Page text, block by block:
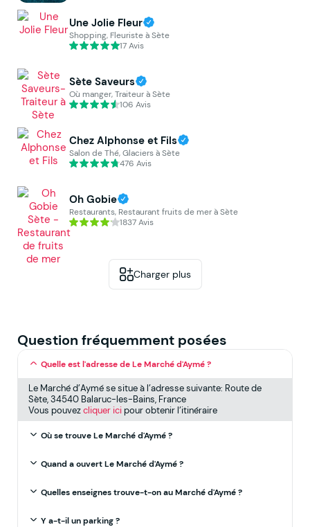
Une Jolie Fleur
Shopping, Fleuriste à Sète
17 Avis
Sète Saveurs
Où manger, Traiteur à Sète
106 Avis
Chez Alphonse et Fils
Salon de Thé, Glaciers à Sète
476 Avis
Oh Gobie
Restaurants, Restaurant fruits de mer à Sète
1837 Avis
Charger plus
Question fréquemment posées
Quelle est l'adresse de Le Marché d'Aymé ?
Le Marché d’Aymé se situe à l’adresse suivante: Route de
Sète, 34540 Balaruc-les-Bains, France
Vous pouvezcliquer icipour obtenir l’itinéraire
Où se trouve Le Marché d'Aymé ?
Quand a ouvert Le Marché d'Aymé ?
Quelles enseignes trouve-t-on au Marché d'Aymé ?
Y a-t-il un parking ?